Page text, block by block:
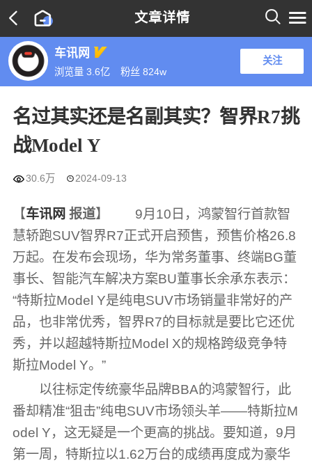
文章详情  
车讯网
浏览量 3.6亿 粉丝 824w
关注
名过其实还是名副其实？智界R7挑
战Model Y
30.6万  2024-09-13
【车讯网 报道】 9月10日，鸿蒙智行首款智
慧轿跑SUV智界R7正式开启预售，预售价格26.8
万起。在发布会现场，华为常务董事、终端BG董
事长、智能汽车解决方案BU董事长余承东表示：
“特斯拉Model Y是纯电SUV市场销量非常好的产
品，也非常优秀，智界R7的目标就是要比它还优
秀，并以超越特斯拉Model X的规格跨级竞争特
斯拉Model Y。”
以往标定传统豪华品牌BBA的鸿蒙智行，此
番却精准“狙击”纯电SUV市场领头羊——特斯拉M
odel Y，这无疑是一个更高的挑战。要知道，9月
第一周，特斯拉以1.62万台的成绩再度成为豪华